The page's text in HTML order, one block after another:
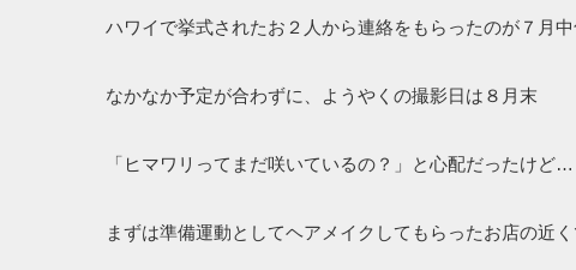
ハワイで挙式されたお２人から連絡をもらったのが７月中
なかなか予定が合わずに、ようやくの撮影日は８月末
「ヒマワリってまだ咲いているの？」と心配だったけど…
まずは準備運動としてヘアメイクしてもらったお店の近